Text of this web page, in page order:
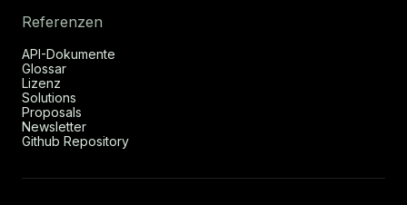
Referenzen
API-Dokumente
Glossar
Lizenz
Solutions
Proposals
Newsletter
Github Repository